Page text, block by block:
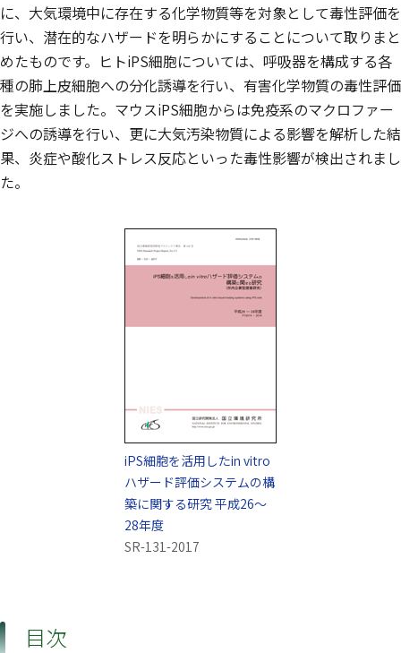
iPS細胞を活用したin vitro
ハザード評価システムの構
築に関する研究 平成26～
28年度
SR-131-2017
に、大気環境中に存在する化学物質等を対象として毒性評価を
行い、潜在的なハザードを明らかにすることについて取りまと
めたものです。ヒトiPS細胞については、呼吸器を構成する各
種の肺上皮細胞への分化誘導を行い、有害化学物質の毒性評価
を実施しました。マウスiPS細胞からは免疫系のマクロファー
ジへの誘導を行い、更に大気汚染物質による影響を解析した結
果、炎症や酸化ストレス反応といった毒性影響が検出されまし
た。
目次